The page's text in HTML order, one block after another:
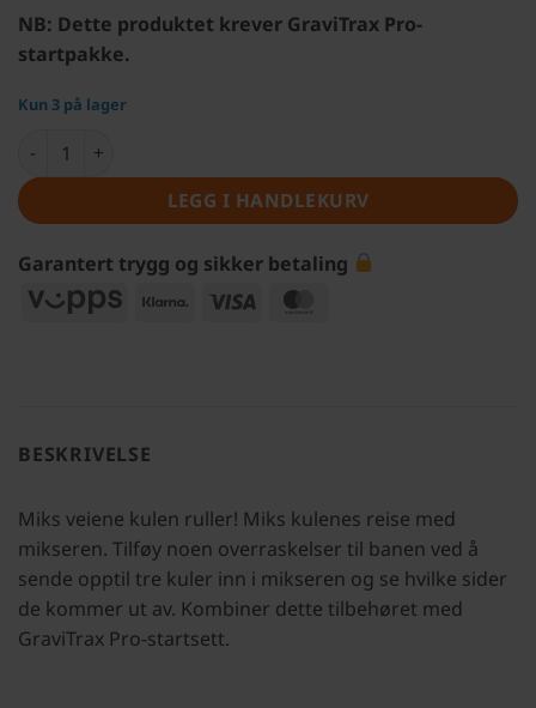
NB: Dette produktet krever GraviTrax Pro-
startpakke.
Kun 3 på lager
LEGG I HANDLEKURV
Garantert trygg og sikker betaling
Vipps
Klarna Visa
BESKRIVELSE
Miks veiene kulen ruller! Miks kulenes reise med
mikseren. Tilføy noen overraskelser til banen ved å
sende opptil tre kuler inn i mikseren og se hvilke sider
de kommer ut av. Kombiner dette tilbehøret med
GraviTrax Pro-startsett.